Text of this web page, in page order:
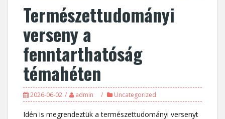
Természettudományi
verseny a
fenntarthatóság
témahéten
2026-06-02 admin Uncategorized
Idén is megrendeztük a természettudományi versenyt